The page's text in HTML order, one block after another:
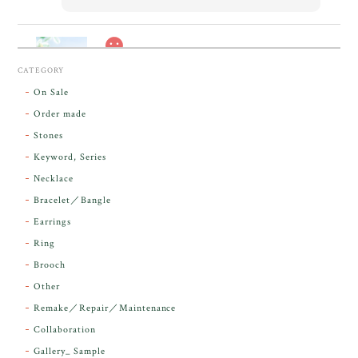
ンダラで感動しました。素敵な箱と和紙で石を包んで
下さり、ありがとうございました。
レビューをありがとうございます。 実物を
こそ この度は誠にありがとうございまし
CATEGORY
On Sale
Order made
Stones
Keyword, Series
Necklace
Bracelet／Bangle
Earrings
Ring
Brooch
Other
Remake／Repair／Maintenance
Collaboration
Gallery_ Sample